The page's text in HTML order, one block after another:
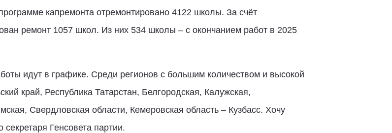
капремонта отремонтировано 4122 школы. За счёт
ремонт 1057 школ. Из них 534 школы – с окончанием работ в 2025
идут в графике. Среди регионов с большим количеством и высокой
край, Республика Татарстан, Белгородская, Калужская,
Свердловская области, Кемеровская область – Кузбасс. Хочу
секретаря Генсовета партии.